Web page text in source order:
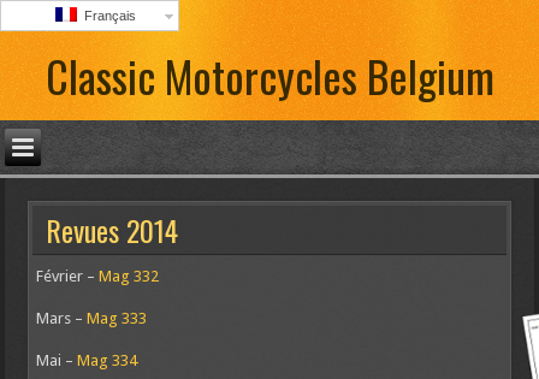
Français
Classic Motorcycles Belgium
Revues 2014
Février –Mag 332
Mars –Mag 333
Mai –Mag 334